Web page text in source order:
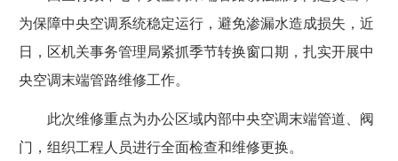
为保障中央空调系统稳定运行，避免渗漏水造成损失，近
日，区机关事务管理局紧抓季节转换窗口期，扎实开展中
央空调末端管路维修工作。
此次维修重点为办公区域内部中央空调末端管道、阀
门，组织工程人员进行全面检查和维修更换。